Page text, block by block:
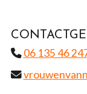
06 135 46